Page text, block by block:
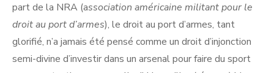
part de la NRA (association américaine militant pour le
droit au port d’armes), le droit au port d’armes, tant
glorifié, n’a jamais été pensé comme un droit d’injonction
semi-divine d’investir dans un arsenal pour faire du sport